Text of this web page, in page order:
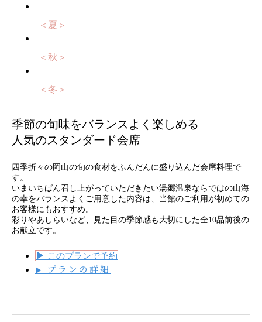
＜夏＞
＜秋＞
＜冬＞
季節の旬味をバランスよく楽しめる
人気のスタンダード会席
四季折々の岡山の旬の食材をふんだんに盛り込んだ会席料理で
す。
いまいちばん召し上がっていただきたい湯郷温泉ならではの山海
の幸をバランスよくご用意した内容は、当館のご利用が初めての
お客様にもおすすめ。
彩りやあしらいなど、見た目の季節感も大切にした全10品前後の
お献立です。
▶ このプランで予約
▶
プランの詳細